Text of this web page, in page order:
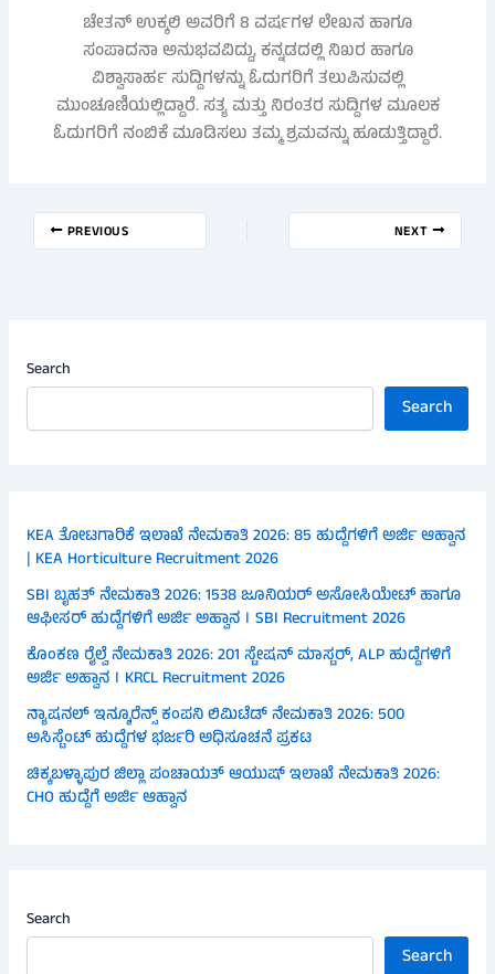
ಚೇತನ್ ಉಕ್ಕಲಿ ಅವರಿಗೆ 8 ವರ್ಷಗಳ ಲೇಖನ ಹಾಗೂ
ಸಂಪಾದನಾ ಅನುಭವವಿದ್ದು, ಕನ್ನಡದಲ್ಲಿ ನಿಖರ ಹಾಗೂ
ವಿಶ್ವಾಸಾರ್ಹ ಸುದ್ದಿಗಳನ್ನು ಓದುಗರಿಗೆ ತಲುಪಿಸುವಲ್ಲಿ
ಮುಂಚೂಣಿಯಲ್ಲಿದ್ದಾರೆ. ಸತ್ಯ ಮತ್ತು ನಿರಂತರ ಸುದ್ದಿಗಳ ಮೂಲಕ
ಓದುಗರಿಗೆ ನಂಬಿಕೆ ಮೂಡಿಸಲು ತಮ್ಮ ಶ್ರಮವನ್ನು ಹೂಡುತ್ತಿದ್ದಾರೆ.
PREVIOUS NEXT
Search
Search
KEA ತೋಟಗಾರಿಕೆ ಇಲಾಖೆ ನೇಮಕಾತಿ 2026: 85 ಹುದ್ದೆಗಳಿಗೆ ಅರ್ಜಿ ಆಹ್ವಾನ
| KEA Horticulture Recruitment 2026
SBI ಬೃಹತ್ ನೇಮಕಾತಿ 2026: 1538 ಜೂನಿಯರ್ ಅಸೋಸಿಯೇಟ್ ಹಾಗೂ
ಆಫೀಸರ್ ಹುದ್ದೆಗಳಿಗೆ ಅರ್ಜಿ ಅಹ್ವಾನ । SBI Recruitment 2026
ಕೊಂಕಣ ರೈಲ್ವೆ ನೇಮಕಾತಿ 2026: 201 ಸ್ಟೇಷನ್ ಮಾಸ್ಟರ್, ALP ಹುದ್ದೆಗಳಿಗೆ
ಅರ್ಜಿ ಅಹ್ವಾನ । KRCL Recruitment 2026
ನ್ಯಾಷನಲ್ ಇನ್ಶೂರೆನ್ಸ್ ಕಂಪನಿ ಲಿಮಿಟೆಡ್ ನೇಮಕಾತಿ 2026: 500
ಅಸಿಸ್ಟೆಂಟ್ ಹುದ್ದೆಗಳ ಭರ್ಜರಿ ಅಧಿಸೂಚನೆ ಪ್ರಕಟ
ಚಿಕ್ಕಬಳ್ಳಾಪುರ ಜಿಲ್ಲಾ ಪಂಚಾಯತ್ ಆಯುಷ್ ಇಲಾಖೆ ನೇಮಕಾತಿ 2026:
CHO ಹುದ್ದೆಗೆ ಅರ್ಜಿ ಆಹ್ವಾನ
Search
Search